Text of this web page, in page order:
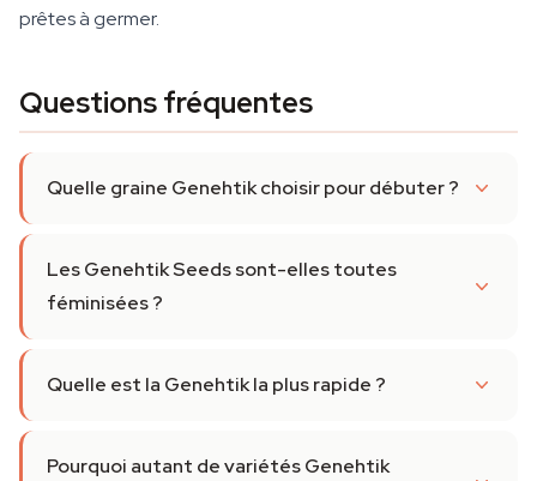
prêtes à germer.
Questions fréquentes
Quelle graine Genehtik choisir pour débuter ?
Les Genehtik Seeds sont-elles toutes
féminisées ?
Quelle est la Genehtik la plus rapide ?
Pourquoi autant de variétés Genehtik